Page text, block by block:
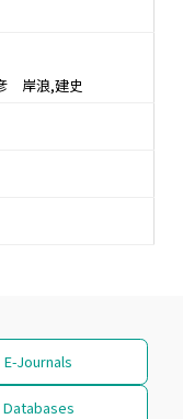
岸浪,建史
E-Journals
Databases